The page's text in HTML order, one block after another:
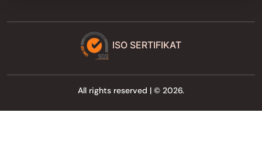
ISO SERTIFIKAT
All rights reserved | © 2026.